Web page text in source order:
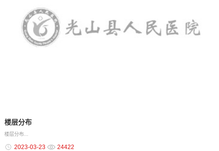
楼层分布
楼层分布...
2023-03-23 24422